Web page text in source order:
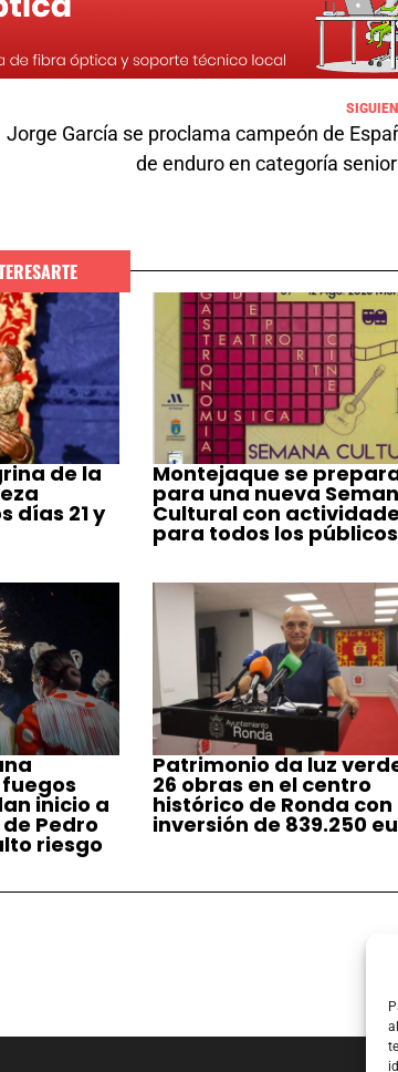
Jorge García se proclama campeón de
de enduro en categoría
de la
días 21 y
Montejaque se
para una nueva
Cultural con
para todos los públicos
inicio a
Pedro
riesgo
Patrimonio da luz
26 obras en el centro
histórico de Ronda con
inversión de 839.250